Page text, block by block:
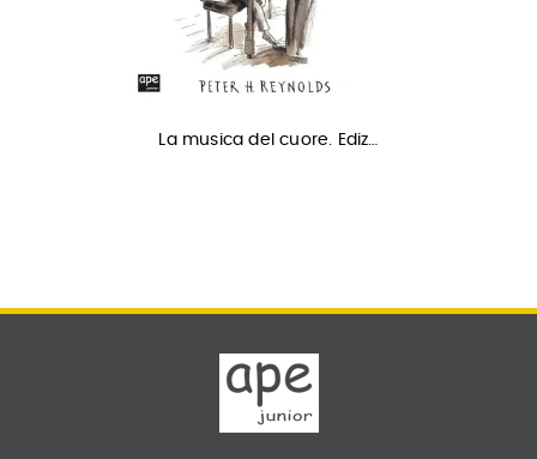
La musica del cuore. Ediz…